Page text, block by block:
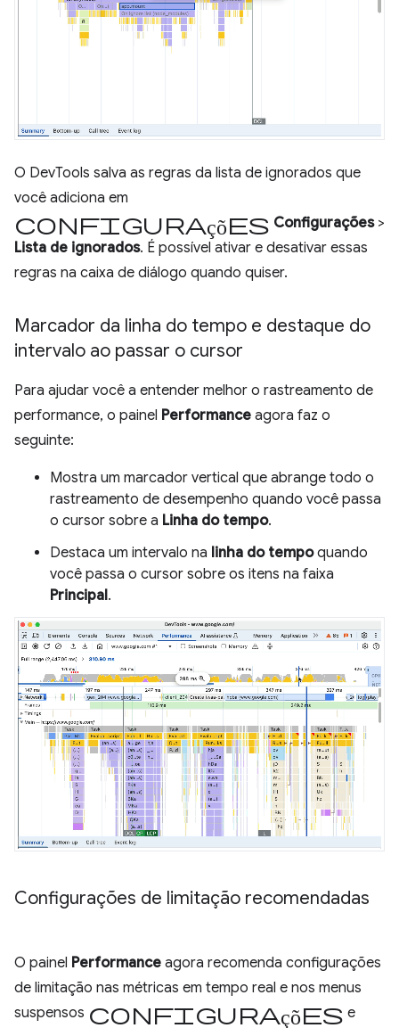
O DevTools salva as regras da lista de ignorados que
você adiciona em
Configurações Configurações>
Lista de ignorados. É possível ativar e desativar essas
regras na caixa de diálogo quando quiser.
Marcador da linha do tempo e destaque do
intervalo ao passar o cursor
Para ajudar você a entender melhor o rastreamento de
performance, o painel Performance agora faz o
seguinte:
Mostra um marcador vertical que abrange todo o
rastreamento de desempenho quando você passa
o cursor sobre a Linha do tempo.
Destaca um intervalo na linha do tempoquando
você passa o cursor sobre os itens na faixa
Principal.
Configurações de limitação recomendadas
O painel Performance agora recomenda configurações
de limitação nas métricas em tempo real e nos menus
suspensos Configurações e